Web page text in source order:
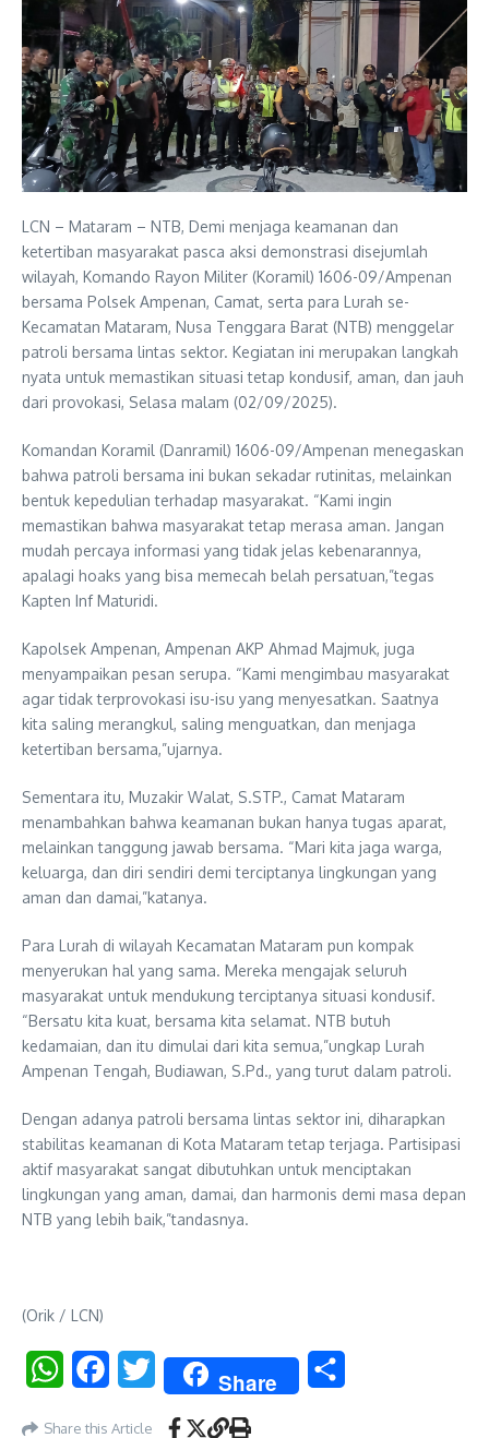
LCN – Mataram – NTB, Demi menjaga keamanan dan
ketertiban masyarakat pasca aksi demonstrasi disejumlah
wilayah, Komando Rayon Militer (Koramil) 1606-09/Ampenan
bersama Polsek Ampenan, Camat, serta para Lurah se-
Kecamatan Mataram, Nusa Tenggara Barat (NTB) menggelar
patroli bersama lintas sektor. Kegiatan ini merupakan langkah
nyata untuk memastikan situasi tetap kondusif, aman, dan jauh
dari provokasi, Selasa malam (02/09/2025).
Komandan Koramil (Danramil) 1606-09/Ampenan menegaskan
bahwa patroli bersama ini bukan sekadar rutinitas, melainkan
bentuk kepedulian terhadap masyarakat. “Kami ingin
memastikan bahwa masyarakat tetap merasa aman. Jangan
mudah percaya informasi yang tidak jelas kebenarannya,
apalagi hoaks yang bisa memecah belah persatuan,”tegas
Kapten Inf Maturidi.
Kapolsek Ampenan, Ampenan AKP Ahmad Majmuk, juga
menyampaikan pesan serupa. “Kami mengimbau masyarakat
agar tidak terprovokasi isu-isu yang menyesatkan. Saatnya
kita saling merangkul, saling menguatkan, dan menjaga
ketertiban bersama,”ujarnya.
Sementara itu, Muzakir Walat, S.STP., Camat Mataram
menambahkan bahwa keamanan bukan hanya tugas aparat,
melainkan tanggung jawab bersama. “Mari kita jaga warga,
keluarga, dan diri sendiri demi terciptanya lingkungan yang
aman dan damai,”katanya.
Para Lurah di wilayah Kecamatan Mataram pun kompak
menyerukan hal yang sama. Mereka mengajak seluruh
masyarakat untuk mendukung terciptanya situasi kondusif.
“Bersatu kita kuat, bersama kita selamat. NTB butuh
kedamaian, dan itu dimulai dari kita semua,”ungkap Lurah
Ampenan Tengah, Budiawan, S.Pd., yang turut dalam patroli.
Dengan adanya patroli bersama lintas sektor ini, diharapkan
stabilitas keamanan di Kota Mataram tetap terjaga. Partisipasi
aktif masyarakat sangat dibutuhkan untuk menciptakan
lingkungan yang aman, damai, dan harmonis demi masa depan
NTB yang lebih baik,”tandasnya.
(Orik / LCN)
WhatsAppFacebookTwitter Share
Share this Article